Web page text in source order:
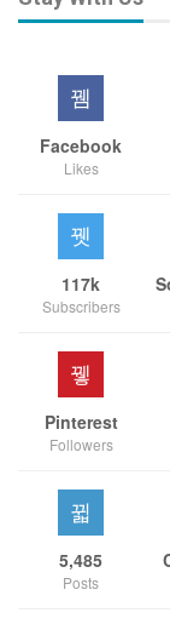
Facebook
Likes
117k
Subscribers
Pinterest
Followers
5,485
Posts